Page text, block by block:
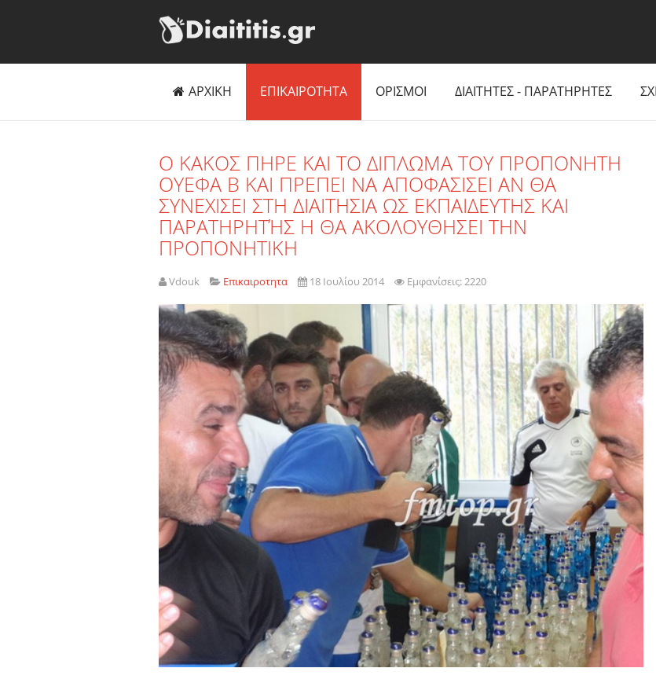
ΑΡΧΙΚΗ ΕΠΙΚΑΙΡΟΤΗΤΑ ΟΡΙΣΜΟΙ ΔΙΑΙΤΗΤΕΣ - ΠΑΡΑΤΗΡΗΤΕΣ
O KAKOΣ ΠΗΡΕ ΚΑΙ ΤΟ ΔΙΠΛΩΜΑ ΤΟΥ ΠΡΟΠΟΝΗΤΗ
ΟΥΕΦΑ Β ΚΑΙ ΠΡΕΠΕΙ ΝΑ ΑΠΟΦΑΣΙΣΕΙ ΑΝ ΘΑ
ΣΥΝΕΧΙΣΕΙ ΣΤΗ ΔΙΑΙΤΗΣΙΑ ΩΣ ΕΚΠΑΙΔΕΥΤΗΣ ΚΑΙ
ΠΑΡΑΤΗΡΗΤΉΣ Η ΘΑ ΑΚΟΛΟΥΘΗΣΕΙ ΤΗΝ
ΠΡΟΠΟΝΗΤΙΚΗ
Vdouk Επικαιροτητα 18 Ιουλίου 2014 Εμφανίσεις: 2220